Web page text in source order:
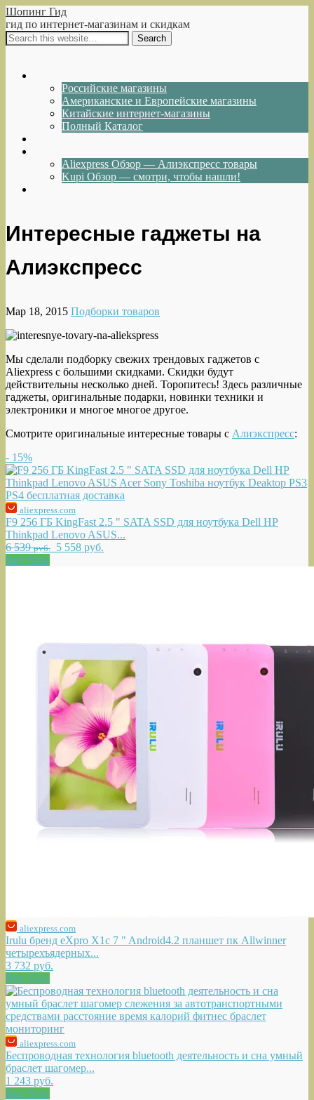
Шопинг Гид
гид по интернет-магазинам и скидкам
Российские магазины
Американские и Европейские магазины
Китайские интернет-магазины
Полный Каталог
Aliexpress Обзор — Алиэкспресс товары
Kupi Обзор — смотри, чтобы нашли!
Интересные гаджеты на
Алиэкспресс
Мар 18, 2015 Подборки товаров
Мы сделали подборку свежих трендовых гаджетов с
Aliexpress с большими скидками. Скидки будут
действительны несколько дней. Торопитесь! Здесь различные
гаджеты, оригинальные подарки, новинки техники и
электроники и многое многое другое.
Смотрите оригинальные интересные товары с Алиэкспресс:
- 15%
aliexpress.com
F9 256 ГБ KingFast 2.5 " SATA SSD для ноутбука Dell HP
Thinkpad Lenovo ASUS...
6 539руб. 5 558 руб.
Buy Now
aliexpress.com
Irulu бренд eXpro X1c 7 " Android4.2 планшет пк Allwinner
четырехъядерных...
3 732 руб.
Buy Now
aliexpress.com
Беспроводная технология bluetooth деятельность и сна умный
браслет шагомер...
1 243 руб.
Buy Now